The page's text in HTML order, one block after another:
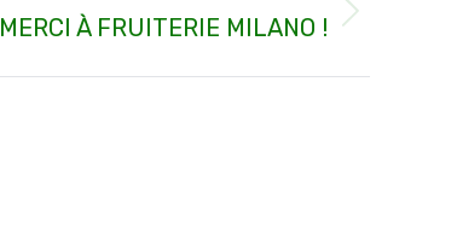
MERCI À FRUITERIE MILANO !